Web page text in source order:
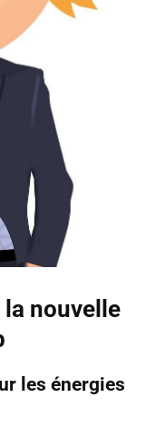
nouvelle
les énergies